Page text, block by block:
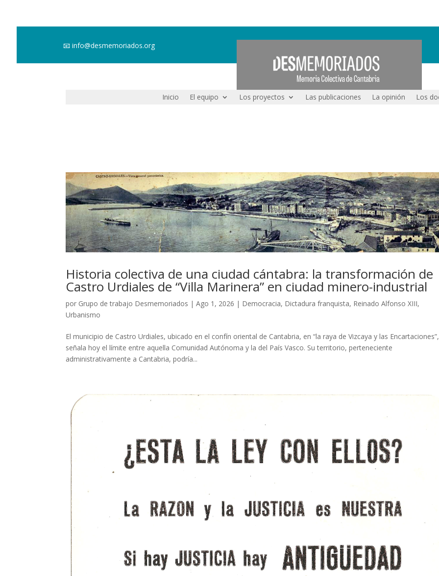
📧info@desmemoriados.org
Inicio El equipo Los proyectos Las publicaciones La opinión Los
Historia colectiva de una ciudad cántabra: la transformación de
Castro Urdiales de “Villa Marinera” en ciudad minero-industrial
por Grupo de trabajo Desmemoriados |Ago 1, 2026 | Democracia, Dictadura franquista, Reinado Alfonso XIII,
Urbanismo
El municipio de Castro Urdiales, ubicado en el confín oriental de Cantabria, en “la raya de Vizcaya y las Encartaciones”,
señala hoy el límite entre aquella Comunidad Autónoma y la del País Vasco. Su territorio, perteneciente
administrativamente a Cantabria, podría...